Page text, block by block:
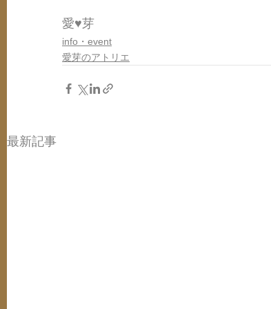
愛♥芽
info・event
愛芽のアトリエ
最新記事